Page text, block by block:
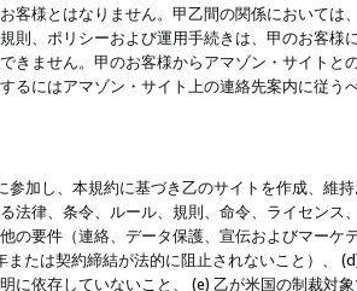
様とはなりません。甲乙間の関係においては
、ポリシーおよび運用手続きは、甲のお客様
ません。甲のお客様からアマゾン・サイトと
にはアマゾン・サイト上の連絡先案内に従う
加し、本規約に基づき乙のサイトを作成、維
律、条令、ルール、規則、命令、ライセンス
要件（連絡、データ保護、宣伝およびマーケ
たは契約締結が法的に阻止されないこと）、
依存していないこと、 (e) 乙が米国の制裁対